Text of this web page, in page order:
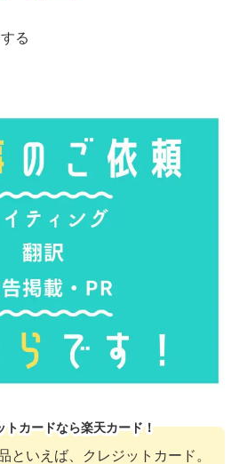
る
トカードなら楽天カード！
といえば、クレジットカード。